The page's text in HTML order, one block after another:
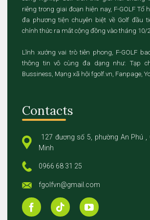
riêng trong giai đoạn hiện nay, F-GOLF Tổ
đa phương tiện chuyên biệt về Golf đầu
chính thức ra mắt cộng đồng vào tháng 10/
Lĩnh xướng vai trò tiên phong, F-GOLF
thông tin vô cùng đa dạng như: Tạp
Bussiness, Mạng xã hội fgolf.vn, Fanpage,
Contacts
127 đương số 5, phường An Phú ,
Minh
0966 68 31 25
fgolfvn@gmail.com